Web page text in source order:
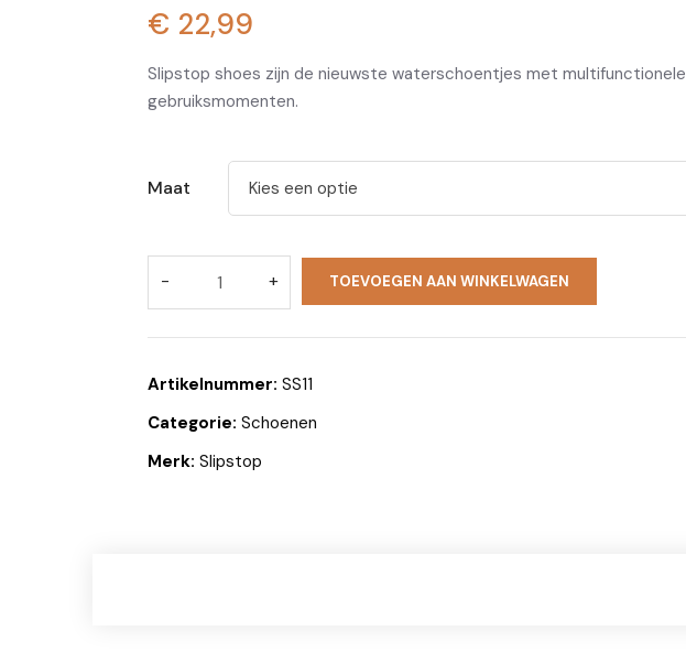
€ 22,99
Slipstop shoes zijn de nieuwste waterschoentjes met multifunctionele
gebruiksmomenten.
Maat Kies een optie
TOEVOEGEN AAN WINKELWAGEN
Artikelnummer: SS11
Categorie: Schoenen
Merk: Slipstop